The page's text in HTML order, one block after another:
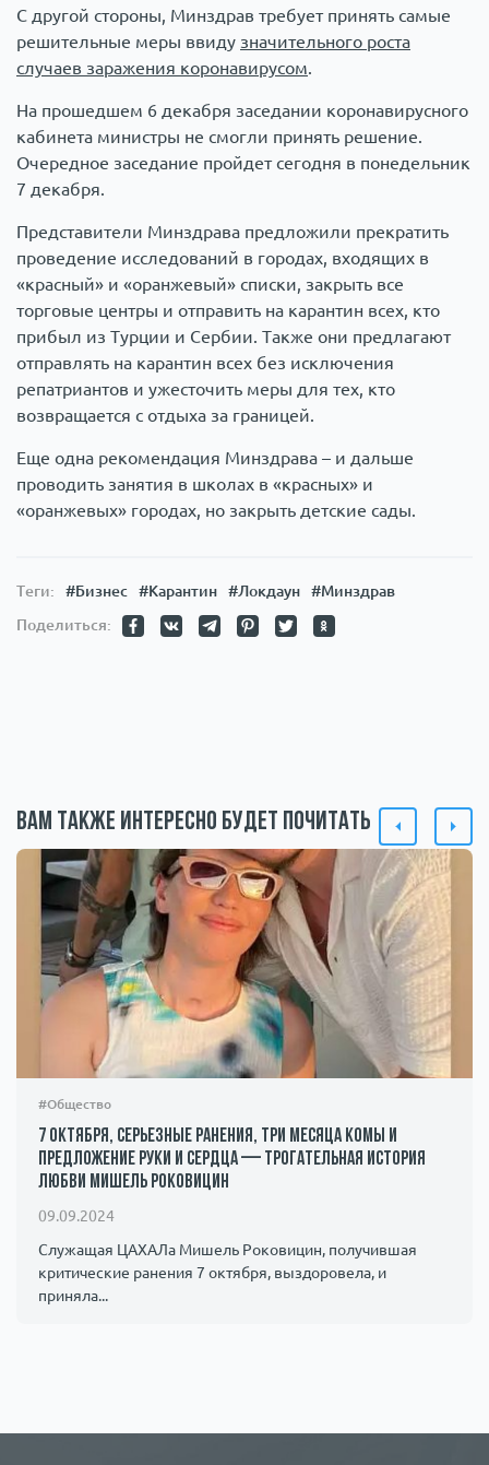
С другой стороны, Минздрав требует принять самые
решительные меры ввиду значительного роста
случаев заражения коронавирусом.
На прошедшем 6 декабря заседании коронавирусного
кабинета министры не смогли принять решение.
Очередное заседание пройдет сегодня в понедельник
7 декабря.
Представители Минздрава предложили прекратить
проведение исследований в городах, входящих в
«красный» и «оранжевый» списки, закрыть все
торговые центры и отправить на карантин всех, кто
прибыл из Турции и Сербии. Также они предлагают
отправлять на карантин всех без исключения
репатриантов и ужесточить меры для тех, кто
возвращается с отдыха за границей.
Еще одна рекомендация Минздрава – и дальше
проводить занятия в школах в «красных» и
«оранжевых» городах, но закрыть детские сады.
Теги: #Бизнес #Карантин #Локдаун
#Минздрав
Поделиться:
Вам также интересно будет почитать
#Общество
7 октября, серьезные ранения, три месяца комы и
предложение руки и сердца — трогательная история
любви Мишель Роковицин
09.09.2024
Служащая ЦАХАЛа Мишель Роковицин, получившая
критические ранения 7 октября, выздоровела, и
приняла...